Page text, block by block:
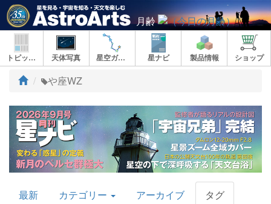
月齢
トピックス 天体写真 星空ガイド 星ナビ 製品情報 ショップ
ト
プ
や座WZ
AstroArts
最新 カテゴリー アーカイブ タグ